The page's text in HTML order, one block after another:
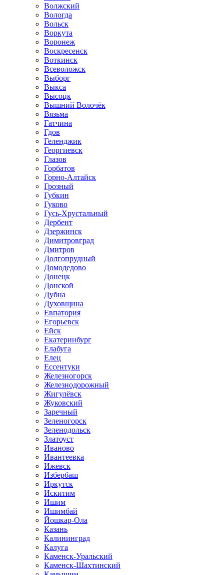
Волжский
Вологда
Вольск
Воркута
Воронеж
Воскресенск
Воткинск
Всеволожск
Выборг
Выкса
Высоцк
Вышний Волочёк
Вязьма
Гатчина
Гдов
Геленджик
Георгиевск
Глазов
Горбатов
Горно-Алтайск
Грозный
Губкин
Гуково
Гусь-Хрустальный
Дербент
Дзержинск
Димитровград
Дмитров
Долгопрудный
Домодедово
Донецк
Донской
Дубна
Духовщина
Евпатория
Егорьевск
Ейск
Екатеринбург
Елабуга
Елец
Ессентуки
Железногорск
Железнодорожный
Жигулёвск
Жуковский
Заречный
Зеленогорск
Зеленодольск
Златоуст
Иваново
Ивантеевка
Ижевск
Избербаш
Иркутск
Искитим
Ишим
Ишимбай
Йошкар-Ола
Казань
Калининград
Калуга
Каменск-Уральский
Каменск-Шахтинский